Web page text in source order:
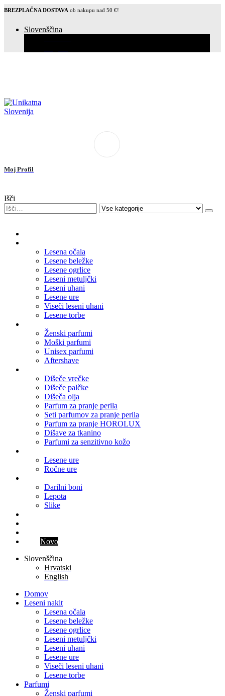
BREZPLAČNA DOSTAVA ob nakupu nad 50 €!
Slovenščina
Moj Profil
Išči
Lesena očala
Lesene beležke
Lesene ogrlice
Leseni metuljčki
Leseni uhani
Lesene ure
Viseči leseni uhani
Lesene torbe
Ženski parfumi
Moški parfumi
Unisex parfumi
Aftershave
Dišeče vrečke
Dišeče palčke
Dišeča olja
Parfum za pranje perila
Seti parfumov za pranje perila
Parfum za pranje HOROLUX
Dišave za tkanino
Parfumi za senzitivno kožo
Lesene ure
Ročne ure
Darilni boni
Lepota
Slike
Novo
Slovenščina
Hrvatski
English
Domov
Leseni nakit
Lesena očala
Lesene beležke
Lesene ogrlice
Leseni metuljčki
Leseni uhani
Lesene ure
Viseči leseni uhani
Lesene torbe
Parfumi
Ženski parfumi